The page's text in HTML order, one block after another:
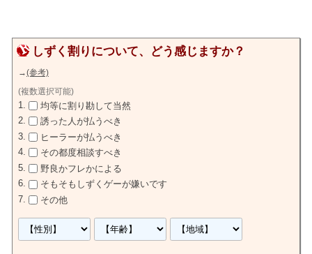
しずく割りについて、どう感じますか？
→(参考)
(複数選択可能)
均等に割り勘して当然
誘った人が払うべき
ヒーラーが払うべき
その都度相談すべき
野良かフレかによる
そもそもしずくゲーが嫌いです
その他